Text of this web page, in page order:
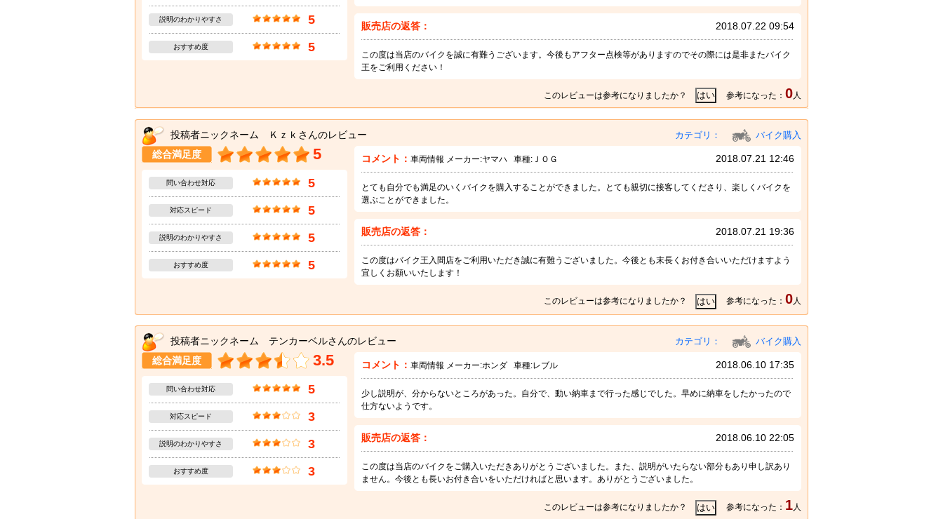
説明のわかりやすさ 5
おすすめ度 5
販売店の返答： 2018.07.22 09:54
この度は当店のバイクを誠に有難うございます。今後もアフター点検等がありますのでその際には是非またバイク
王をご利用ください！
このレビューは参考になりましたか？ 参考になった： 0 人
投稿者ニックネーム Ｋｚｋさんのレビュー カテゴリ： バイク購入
総合満足度 5
問い合わせ対応 5
対応スピード 5
説明のわかりやすさ 5
おすすめ度 5
コメント： 車両情報 メーカー:ヤマハ 車種: ＪＯＧ 2018.07.21 12:46
とても自分でも満足のいくバイクを購入することができました。とても親切に接客してくださり、楽しくバイクを
選ぶことができました。
販売店の返答： 2018.07.21 19:36
この度はバイク王入間店をご利用いただき誠に有難うございました。今後とも末長くお付き合いいただけますよう
宜しくお願いいたします！
このレビューは参考になりましたか？ 参考になった： 0人
投稿者ニックネーム テンカーベルさんのレビュー カテゴリ： バイク購入
総合満足度 3.5
問い合わせ対応 5
対応スピード 3
説明のわかりやすさ 3
おすすめ度 3
コメント： 車両情報 メーカー:ホンダ 車種:レブル 2018.06.10 17:35
少し説明が、分からないところがあった。自分で、動い納車まで行った感じでした。早めに納車をしたかったので
仕方ないようです。
販売店の返答： 2018.06.10 22:05
この度は当店のバイクをご購入いただきありがとうございました。また、説明がいたらない部分もあり申し訳あり
ません。今後とも長いお付き合いをいただければと思います。ありがとうございました。
このレビューは参考になりましたか？ 参考になった： 1人